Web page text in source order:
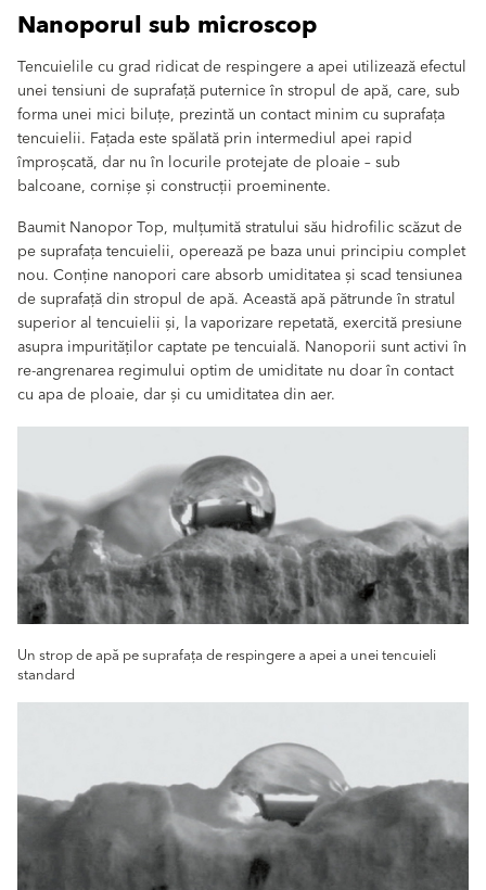
Nanoporul sub microscop
Tencuielile cu grad ridicat de respingere a apei utilizează efectul
unei tensiuni de suprafață puternice în stropul de apă, care, sub
forma unei mici biluțe, prezintă un contact minim cu suprafața
tencuielii. Fațada este spălată prin intermediul apei rapid
împroșcată, dar nu în locurile protejate de ploaie – sub
balcoane, cornișe și construcții proeminente.
Baumit Nanopor Top, mulțumită stratului său hidrofilic scăzut de
pe suprafața tencuielii, operează pe baza unui principiu complet
nou. Conține nanopori care absorb umiditatea și scad tensiunea
de suprafață din stropul de apă. Această apă pătrunde în stratul
superior al tencuielii și, la vaporizare repetată, exercită presiune
asupra impurităților captate pe tencuială. Nanoporii sunt activi în
re-angrenarea regimului optim de umiditate nu doar în contact
cu apa de ploaie, dar și cu umiditatea din aer.
Un strop de apă pe suprafața de respingere a apei a unei tencuieli
standard